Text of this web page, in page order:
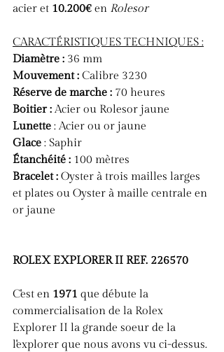
acier et 10.200€ en Rolesor
CARACTÉRISTIQUES TECHNIQUES :
Diamètre : 36 mm
Mouvement : Calibre 3230
Réserve de marche : 70 heures
Boitier : Acier ou Rolesor jaune
Lunette : Acier ou or jaune
Glace : Saphir
Étanchéité : 100 mètres
Bracelet : Oyster à trois mailles larges
et plates ou Oyster à maille centrale en
or jaune
ROLEX EXPLORER II REF. 226570
C'est en 1971 que débute la
commercialisation de la Rolex
Explorer II la grande soeur de la
l'explorer que nous avons vu ci-dessus.